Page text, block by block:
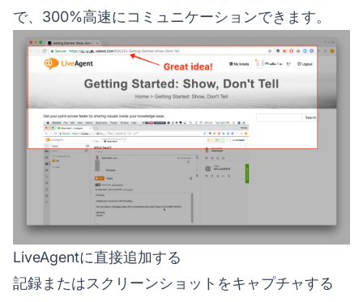
で、300%高速にコミュニケーションできます。
LiveAgentに直接追加する
記録またはスクリーンショットをキャプチャする